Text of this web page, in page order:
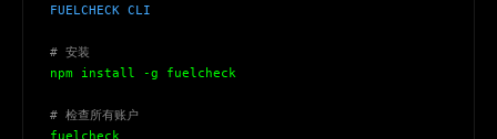
FUELCHECK CLI
# 安装
npm install -g fuelcheck
# 检查所有账户
fuelcheck